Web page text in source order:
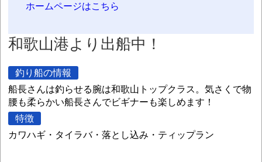
ホームページはこちら
和歌山港より出船中！
釣り船の情報
船長さんは釣らせる腕は和歌山トップクラス。気さくで物
腰も柔らかい船長さんでビギナーも楽しめます！
特徴
カワハギ・タイラバ・落とし込み・ティップラン